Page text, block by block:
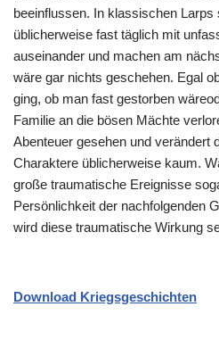
beeinflussen. In klassischen
üblicherweise fast täglich mit
auseinander und machen am
wäre gar nichts geschehen. Egal
ging, ob man fast gestorben
Familie an die bösen Mächte
Abenteuer gesehen und verändert
Charaktere üblicherweise kaum.
große traumatische Ereignisse
Persönlichkeit der nachfolgenden
wird diese traumatische Wirkung
Download Kriegsgeschichten